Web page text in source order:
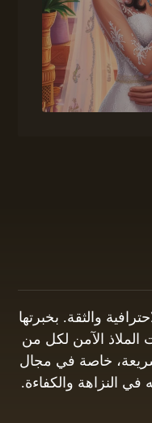
والثقة. بخبرتها
الملاذ الآمن لكل من
خاصة في مجال
في النزاهة والكفاءة.